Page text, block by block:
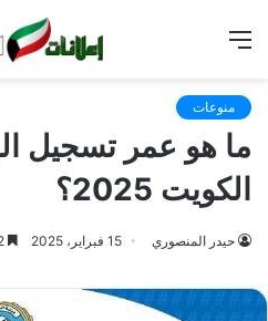
منوعات
ما هو عمر تسجيل
الكويت 2025؟
حيدر المنصوري 15 فبراير، 2025